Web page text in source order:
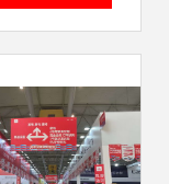
典中的党史
”圆满闭幕